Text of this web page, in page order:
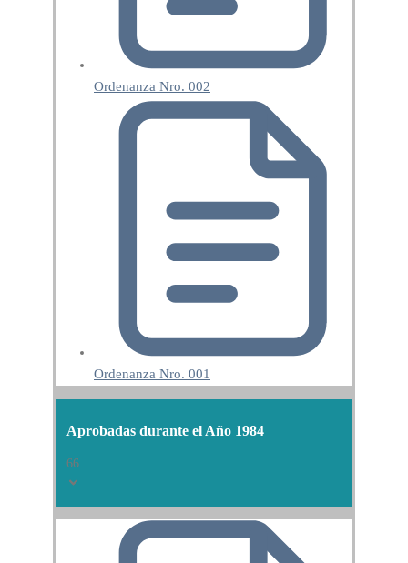
Ordenanza Nro. 002
Ordenanza Nro. 001
Aprobadas durante el Año 1984
66